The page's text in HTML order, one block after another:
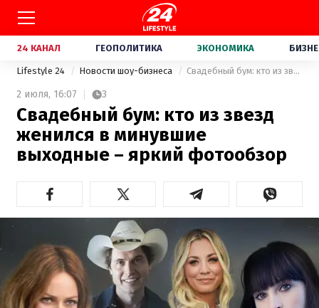
24 КАНАЛ ГЕОПОЛИТИКА ЭКОНОМИКА
Lifestyle 24 Новости шоу-бизнеса Свадебный бум: кто из звезд женился в минувшие выходные – яркий фотообзор
2 июля, 16:07 3
Свадебный бум: кто из звезд
женился в минувшие
выходные – яркий фотообзор